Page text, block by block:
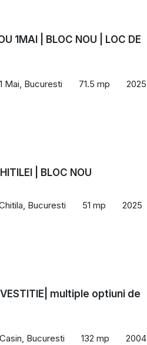
1MAI | BLOC NOU | LOC DE
1 Mai, Bucuresti 71.5 mp 2025
| BLOC NOU
Bucuresti 51 mp 2025
multiple optiuni de
Casin, Bucuresti 132 mp 2004